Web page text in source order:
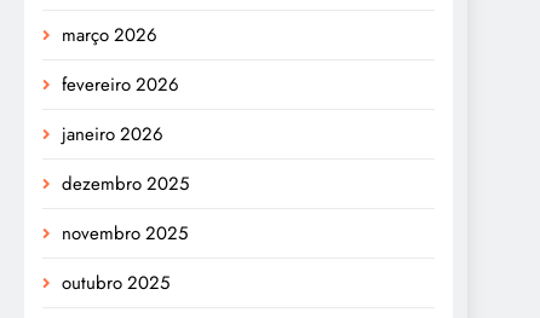
março 2026
fevereiro 2026
janeiro 2026
dezembro 2025
novembro 2025
outubro 2025